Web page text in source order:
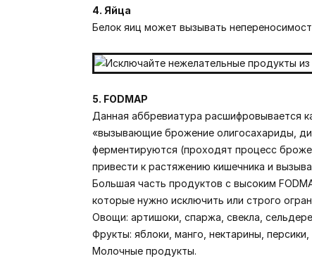
4. Яйца
Белок яиц может вызывать
5. FODMAP
Данная аббревиатура расшифровывается
«вызывающие брожение олигосахариды,
ферментируются (проходят процесс
привести к растяжению кишечника и
Большая часть продуктов с высоким
которые нужно исключить или строго
Овощи: артишоки, спаржа, свекла,
Фрукты: яблоки, манго, нектарины,
Молочные продукты.